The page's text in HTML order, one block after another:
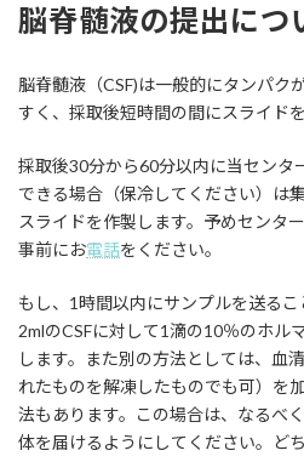
脳脊髄液の提出につ
脳脊髄液（CSF)は一般的にタンパク
すく、採取後短時間の間にスライド
採取後30分から60分以内に当センタ
できる場合（保冷してください）は
スライドを作製します。予めセンタ
事前にお電話をください。
もし、1時間以内にサンプルを送る
2mlのCSFに対して1滴の10％のホル
します。また別の方法としては、血
れたものを解凍したものでも可）を
法もあります。この場合は、なるべ
体を届けるようにしてください。ど